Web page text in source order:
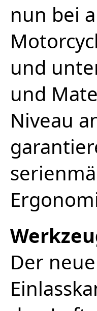
nun bei
und
und
Niveau
Der